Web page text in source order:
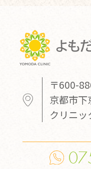
〒600-
京都市
クリニ